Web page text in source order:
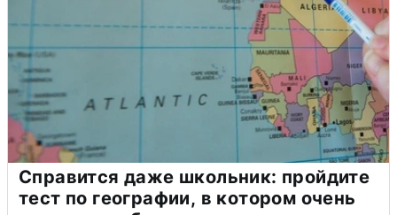
Справится даже школьник: пройдите
тест по географии, в котором очень